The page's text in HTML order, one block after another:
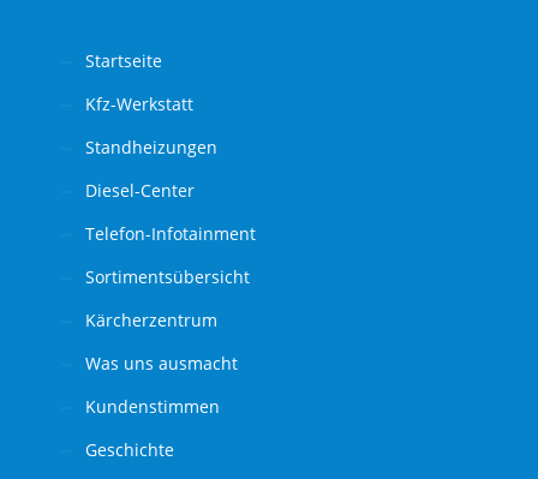
Startseite
Kfz-Werkstatt
Standheizungen
Diesel-Center
Telefon-Infotainment
Sortimentsübersicht
Kärcherzentrum
Was uns ausmacht
Kundenstimmen
Geschichte